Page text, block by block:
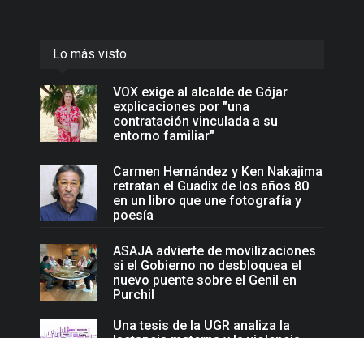
Lo más visto
VOX exige al alcalde de Gójar
explicaciones por "una
contratación vinculada a su
entorno familiar"
Carmen Hernández y Ken Nakajima
retratan el Guadix de los años 80
en un libro que une fotografía y
poesía
ASAJA advierte de movilizaciones
si el Gobierno no desbloquea el
nuevo puente sobre el Genil en
Purchil
Una tesis de la UGR analiza la